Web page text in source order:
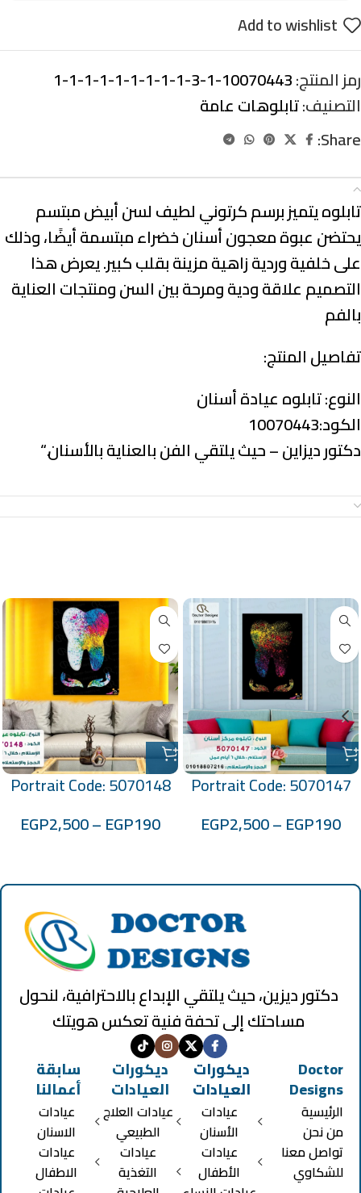
Add to wishlist
رمز المنتج:10070443-1-3-1-1-1-1-1-1-1-1-1
التصنيف:تابلوهات عامة
Share:
تابلوه يتميز برسم كرتوني لطيف لسن أبيض مبتسم
يحتضن عبوة معجون أسنان خضراء مبتسمة أيضًا، وذلك
على خلفية وردية زاهية مزينة بقلب كبير. يعرض هذا
التصميم علاقة ودية ومرحة بين السن ومنتجات العناية
بالفم
تفاصيل المنتج:
النوع:تابلوه عيادة أسنان
الكود:10070443
دكتور ديزاين – حيث يلتقي الفن بالعناية بالأسنان.“
Portrait Code: 5070147
EGP190
–
EGP2,500
Portrait Code: 5070148
EGP190
–
EGP2,500
دكتور ديزين، حيث يلتقي الإبداع بالاحترافية، لنحول
مساحتك إلى تحفة فنية تعكس هويتك
Doctor
Designs
الرئيسية
من نحن
تواصل معنا
للشكاوي
ديكورات
العيادات
عيادات
الأسنان
عيادات
الأطفال
ديكورات
العيادات
عيادات العلاج
الطبيعي
عيادات
التغذية
سابقة
أعمالنا
عيادات
الاسنان
عيادات
الاطفال